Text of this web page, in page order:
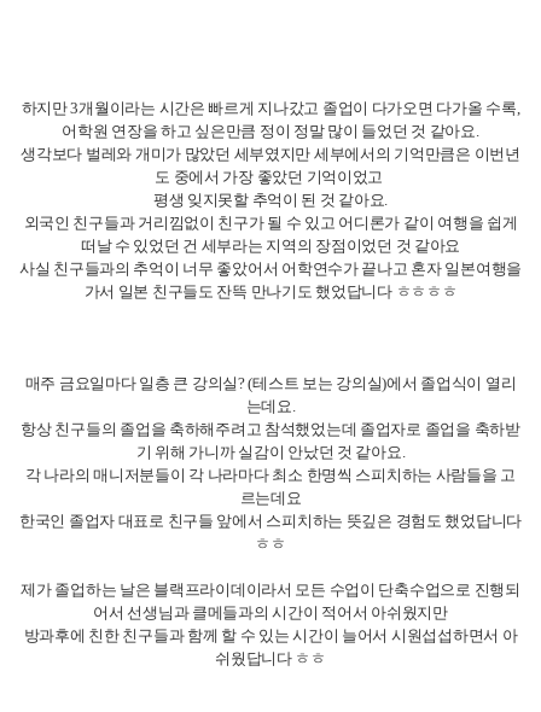
는데요.
항상 친구들의 졸업을 축하해주려고 참석했었는데
기 위해 가니까 실감이 안났던 것 같아요.
각 나라의 매니저분들이 각 나라마다 최소 한명씩 스피치하는 사람들을 고
르는데요
한국인 졸업자 대표로 친구들 앞에서 스피치하는 뜻깊은 경험도 했었답니다
ㅎㅎ
어서선생님과 클메들과의 시간이 적어서 아쉬웠지만
방과후에 친한 친구들과 함께 할 수 있는 시간이 늘어서 시원섭섭하면서 아
쉬웠답니다 ㅎㅎ